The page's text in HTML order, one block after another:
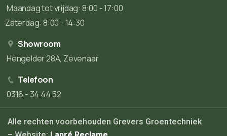
Maandag tot vrijdag: 8:00 - 17:00
Zaterdag: 8:00 - 14:30
Showroom
Hengelder 28A, Zevenaar
Telefoon
0316 - 34 44 52
Alle rechten voorbehouden Grevers Groentechniek